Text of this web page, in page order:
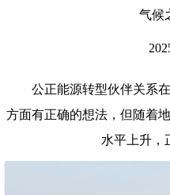
气候
公正能源转型伙伴关系
方面有正确的想法，但随着
水平上升，